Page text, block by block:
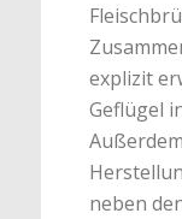
explizit
Geflügel
neben